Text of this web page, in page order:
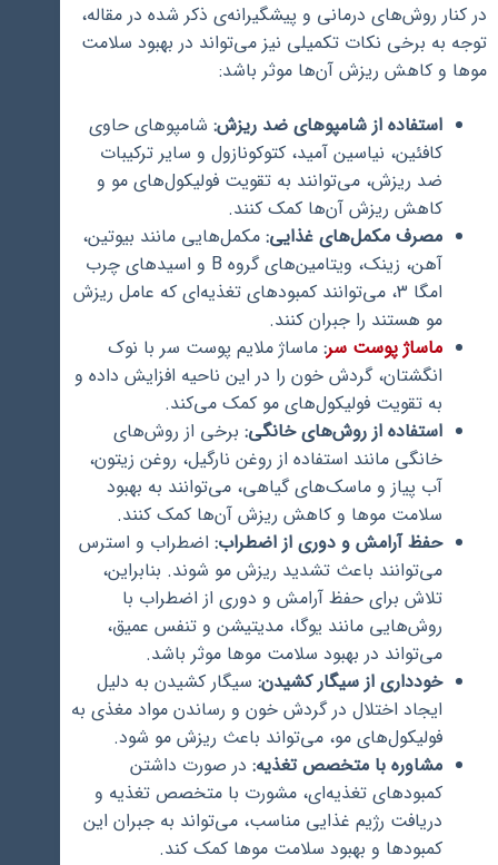
در کنار روش‌های درمانی و پیشگیرانه‌ی ذکر شده در مقاله،
توجه به برخی نکات تکمیلی نیز می‌تواند در بهبود سلامت
موها و کاهش ریزش آن‌ها موثر باشد:
استفاده از شامپوهای ضد ریزش: شامپوهای حاوی
کافئین، نیاسین آمید، کتوکونازول و سایر ترکیبات
ضد ریزش، می‌توانند به تقویت فولیکول‌های مو و
کاهش ریزش آن‌ها کمک کنند.
مصرف مکمل‌های غذایی: مکمل‌هایی مانند بیوتین،
آهن، زینک، ویتامین‌های گروه B و اسیدهای چرب
امگا 3، می‌توانند کمبودهای تغذیه‌ای که عامل ریزش
مو هستند را جبران کنند.
ماساژ پوست سر: ماساژ ملایم پوست سر با نوک
انگشتان، گردش خون را در این ناحیه افزایش داده و
به تقویت فولیکول‌های مو کمک می‌کند.
استفاده از روش‌های خانگی: برخی از روش‌های
خانگی مانند استفاده از روغن نارگیل، روغن زیتون،
آب پیاز و ماسک‌های گیاهی، می‌توانند به بهبود
سلامت موها و کاهش ریزش آن‌ها کمک کنند.
حفظ آرامش و دوری از اضطراب: اضطراب و استرس
می‌توانند باعث تشدید ریزش مو شوند. بنابراین،
تلاش برای حفظ آرامش و دوری از اضطراب با
روش‌هایی مانند یوگا، مدیتیشن و تنفس عمیق،
می‌تواند در بهبود سلامت موها موثر باشد.
خودداری از سیگار کشیدن: سیگار کشیدن به دلیل
ایجاد اختلال در گردش خون و رساندن مواد مغذی به
فولیکول‌های مو، می‌تواند باعث ریزش مو شود.
مشاوره با متخصص تغذیه: در صورت داشتن
کمبودهای تغذیه‌ای، مشورت با متخصص تغذیه و
دریافت رژیم غذایی مناسب، می‌تواند به جبران این
کمبودها و بهبود سلامت موها کمک کند.